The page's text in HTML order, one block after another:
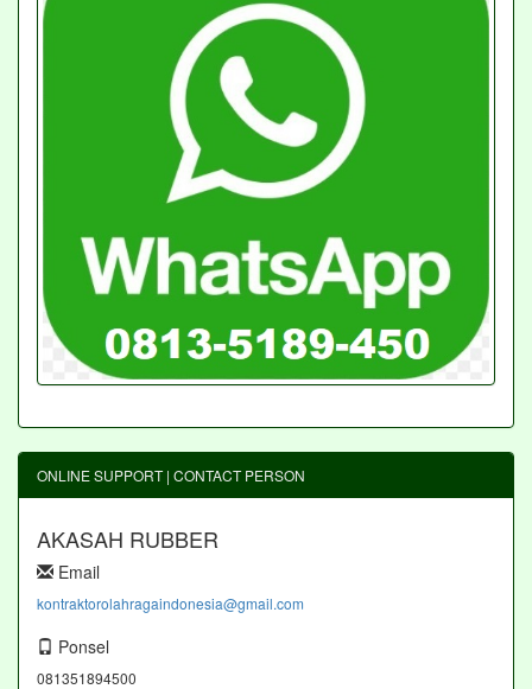
ONLINE SUPPORT | CONTACT PERSON
AKASAH RUBBER
Email
kontraktorolahragaindonesia@gmail.com
Ponsel
081351894500